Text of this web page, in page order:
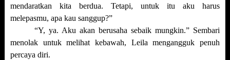
mendaratkan kita berdua. Tetapi, untuk itu aku harus
melepasmu, apa kau sanggup?”
“Y, ya. Aku akan berusaha sebaik mungkin.” Sembari
menolak untuk melihat kebawah, Leila mengangguk penuh
percaya diri.